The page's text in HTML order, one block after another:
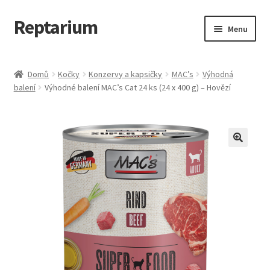
Přeskočit
na
Přejít
k
webu
Reptarium Menu
Košík
Malá zvířata — Klece, krmivo, vybavení
Vše pro kočky
Domů Kočky Konzervy a kapsičky MAC’s
Výhodná
balení
Výhodné balení MAC’s Cat 24 ks (24 x 400 g) – Hovězí